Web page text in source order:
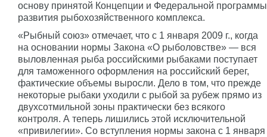
основу принятой Концепции и Федеральной программы
развития рыбохозяйственного комплекса.
«Рыбный союз» отмечает, что с 1 января 2009 г., когда
на основании нормы Закона «О рыболовстве» — вся
выловленная рыба российскими рыбаками поступает
для таможенного оформления на российский берег,
фактические объемы выросли. Дело в том, что прежде
некоторые рыбаки уходили с рыбой за рубеж прямо из
двухсотмильной зоны практически без всякого
контроля. А теперь лишились этой исключительной
«привилегии». Со вступления нормы закона с 1 января